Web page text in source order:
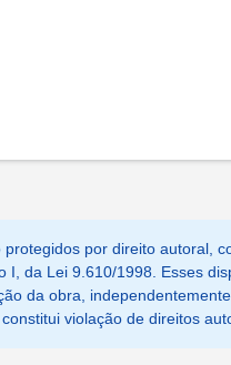
por direito autoral,
I, da Lei 9.610/1998. Esses
da obra,
violação de direitos